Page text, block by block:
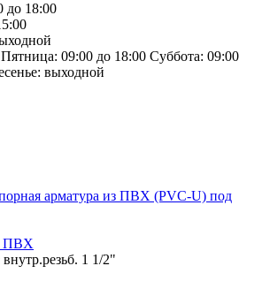
до 18:00
09:00 до 18:00 Суббота: 09:00
выходной
арматура из ПВХ (PVC-U) под
ПВХ
1 1/2"